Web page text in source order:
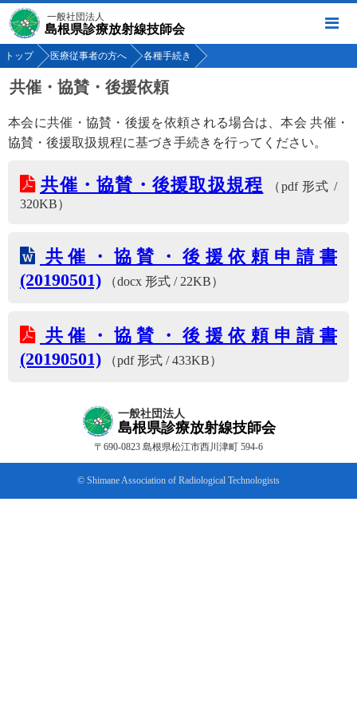
一般社団法人
島根県診療放射線技師会
トップ 医療従事者の方へ 各種手続き
共催・協賛・後援依頼
本会に共催・協賛・後援を依頼される場合は、本会 共催・
協賛・後援取扱規程に基づき手続きを行ってください。
共催・協賛・後援取扱規程 （pdf 形式 /
320KB）
共催・協賛・後援依頼申請書
(20190501) （docx 形式 / 22KB）
共催・協賛・後援依頼申請書
(20190501) （pdf 形式 / 433KB）
一般社団法人
島根県診療放射線技師会
〒690-0823 島根県松江市西川津町 594-6
© Shimane Association of Radiological Technologists